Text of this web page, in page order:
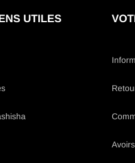
UTILES
Avoirs